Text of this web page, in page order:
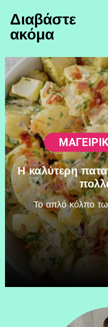
Διαβάστε
ακόμα
Η καλύτερη
Το απλό κόλπο